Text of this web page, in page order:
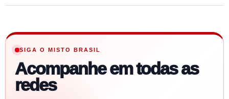
SIGA O MISTO BRASIL
Acompanhe em todas as
redes